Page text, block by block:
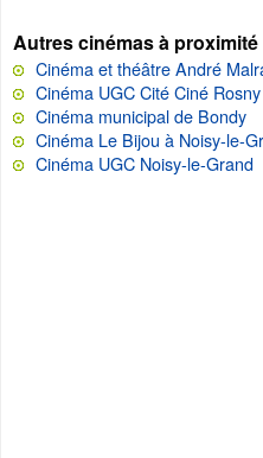
Autres cinémas à proximité
Cinéma et théâtre André
Cinéma UGC Cité Ciné Rosny
Cinéma municipal de Bondy
Cinéma Le Bijou à Noisy-le-
Cinéma UGC Noisy-le-Grand